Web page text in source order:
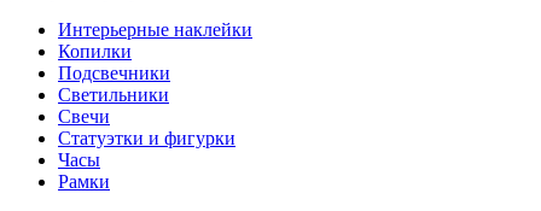
Интерьерные наклейки
Копилки
Подсвечники
Светильники
Свечи
Статуэтки и фигурки
Часы
Рамки